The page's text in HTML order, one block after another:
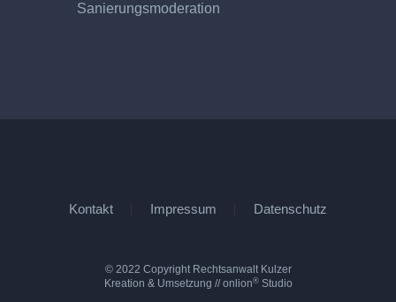
Sanierungsmoderation
Kontakt Impressum Datenschutz
© 2022 Copyright Rechtsanwalt Kulzer
Kreation & Umsetzung //onlion®Studio